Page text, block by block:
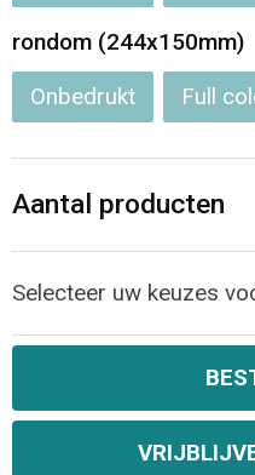
rondom (244x150mm)
Onbedrukt Full
Aantal producten
Selecteer uw keuzes